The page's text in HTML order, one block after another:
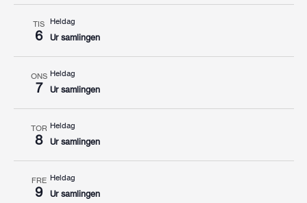
TIS
6
Heldag
Ur samlingen
ONS
7
Heldag
Ur samlingen
TOR
8
Heldag
Ur samlingen
FRE
9
Heldag
Ur samlingen